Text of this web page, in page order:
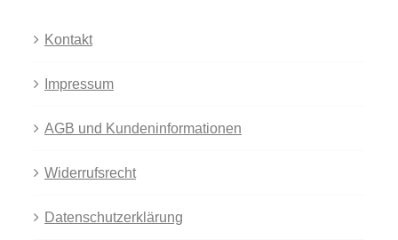
Kontakt
Impressum
AGB und Kundeninformationen
Widerrufsrecht
Datenschutzerklärung